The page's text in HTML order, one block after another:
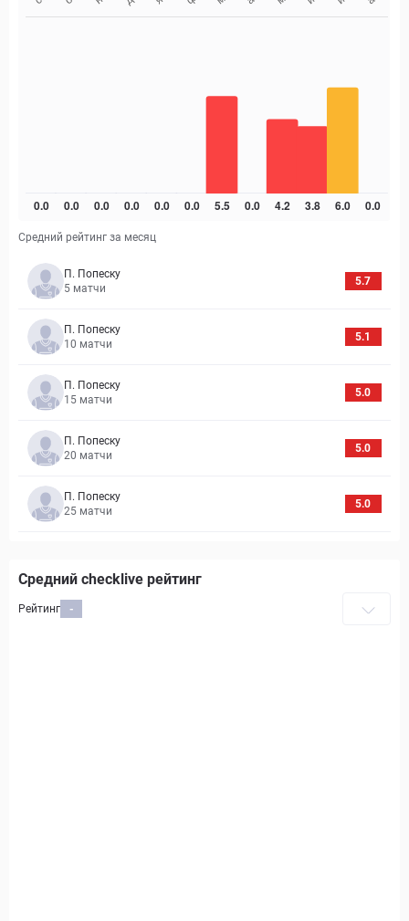
Средний рейтинг за месяц
П. Попеску
5 матчи
5.7
П. Попеску
10 матчи
5.1
П. Попеску
15 матчи
5.0
П. Попеску
20 матчи
5.0
П. Попеску
25 матчи
5.0
Средний checklive рейтинг
Рейтинг -